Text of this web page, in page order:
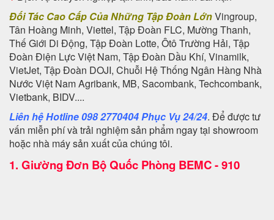
Đối Tác Cao Cấp Của Những Tập Đoàn LớnVingroup,
Tân Hoàng Minh, Viettel, Tập Đoàn FLC, Mường Thanh,
Thế Giới Di Động, Tập Đoàn Lotte, Ôtô Trường Hải, Tập
Đoàn Điện Lực Việt Nam, Tập Đoàn Dầu Khí, Vinamilk,
VietJet, Tập Đoàn DOJI, Chuỗi Hệ Thống Ngân Hàng Nhà
Nước Việt Nam Agribank, MB, Sacombank, Techcombank,
Vietbank, BIDV....
Liên hệ Hotline 098 2770404 Phục Vụ 24/24. Để được tư
vấn miễn phí và trải nghiệm sản phẩm ngay tại showroom
hoặc nhà máy sản xuất của chúng tôi.
1. Giường Đơn Bộ Quốc Phòng BEMC - 910